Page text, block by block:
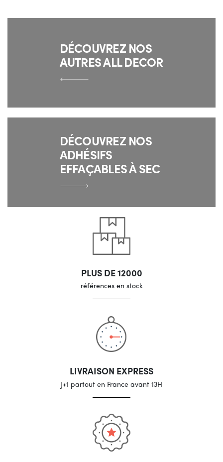
DÉCOUVREZ NOS
AUTRES ALL DECOR
DÉCOUVREZ NOS
ADHÉSIFS
EFFAÇABLES À SEC
PLUS DE 12000
références en stock
LIVRAISON EXPRESS
J+1 partout en France avant 13H